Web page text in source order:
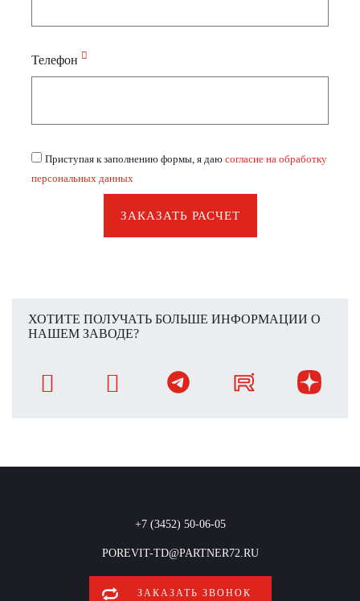
Телефон
Приступая к заполнению формы, я даю согласие на обработку
персональных данных
ЗАКАЗАТЬ РАСЧЕТ
ХОТИТЕ ПОЛУЧАТЬ БОЛЬШЕ ИНФОРМАЦИИ О
НАШЕМ ЗАВОДЕ?
+7 (3452) 50-06-05
POREVIT-TD@PARTNER72.RU
ЗАКАЗАТЬ ЗВОНОК